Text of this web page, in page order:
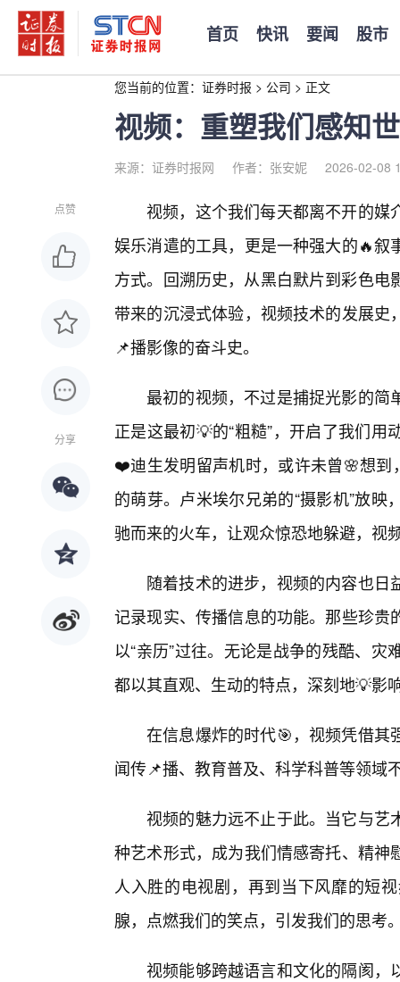
首页 快讯 要闻 股市
您当前的位置： 证券时报 > 公司 > 正文
视频：重塑我们感知
来源：证券时报网 作者：张安妮 2026-02-08
点赞
分享
视频，这个我们每天都离不开的
娱乐消遣的工具，更是一种强大的🔥
方式。回溯历史，从黑白默片到彩色
带来的沉浸式体验，视频技术的发展
📌播影像的奋斗史。
最初的视频，不过是捕捉光影的简
正是这最初💡的“粗糙”，开启了我们
❤️迪生发明留声机时，或许未曾🌸想到
的萌芽。卢米埃尔兄弟的“摄影机”放
驰而来的火车，让观众惊恐地躲避，视
随着技术的进步，视频的内容也
记录现实、传播信息的功能。那些珍
以“亲历”过往。无论是战争的残酷、
都以其直观、生动的特点，深刻地💡影
在信息爆炸的时代🎯，视频凭借其
闻传📌播、教育普及、科学科普等领域
视频的魅力远不止于此。当它与
种艺术形式，成为我们情感寄托、精
人入胜的电视剧，再到当下风靡的短
腺，点燃我们的笑点，引发我们的思考
视频能够跨越语言和文化的隔阂